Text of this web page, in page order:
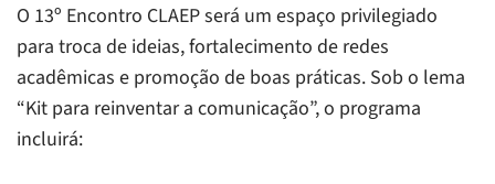
O 13º Encontro CLAEP será um espaço privilegiado
para troca de ideias, fortalecimento de redes
acadêmicas e promoção de boas práticas. Sob o lema
“Kit para reinventar a comunicação”, o programa
incluirá: